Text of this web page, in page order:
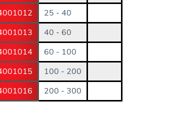
25 - 40
40 - 60
60 - 100
100 - 200
200 - 300